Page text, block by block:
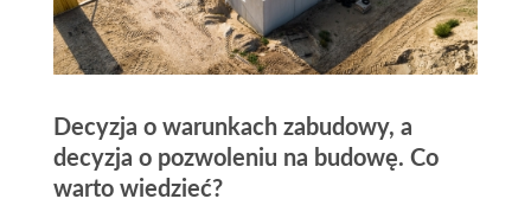
Decyzja o warunkach zabudowy, a
decyzja o pozwoleniu na budowę. Co
warto wiedzieć?